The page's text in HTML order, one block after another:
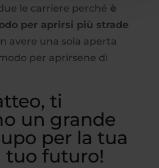
le carriere perché è
per aprirsi più strade
avere una sola aperta
per aprirsene di
ti
un grande
per la tua
tuo futuro!